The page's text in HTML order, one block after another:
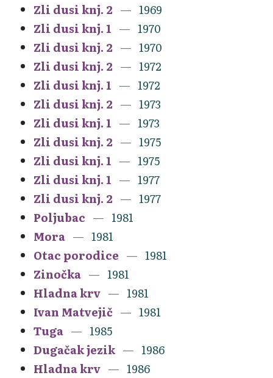
Zli dusi knj. 2
1969
Zli dusi knj. 1
1970
Zli dusi knj. 2
1970
Zli dusi knj. 2
1972
Zli dusi knj. 1
1972
Zli dusi knj. 2
1973
Zli dusi knj. 1
1973
Zli dusi knj. 2
1975
Zli dusi knj. 1
1975
Zli dusi knj. 1
1977
Zli dusi knj. 2
1977
Poljubac
1981
Mora
1981
Otac porodice
1981
Zinočka
1981
Hladna krv
1981
Ivan Matvejič
1981
Tuga
1985
Dugačak jezik
1986
Hladna krv
1986